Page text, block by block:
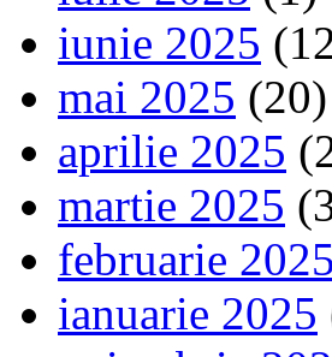
iunie 2025
mai 2025 (20)
aprilie 2025
martie 2025
februarie 2025
ianuarie 2025